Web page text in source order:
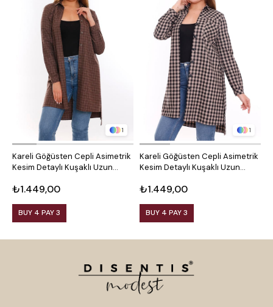
1
Kareli Göğüsten Cepli Asimetrik
Kesim Detaylı Kuşaklı Uzun
₺1.449,00
BUY 4 PAY 3
1
Kareli Göğüsten Cepli Asimetrik
Kesim Detaylı Kuşaklı Uzun
₺1.449,00
BUY 4 PAY 3